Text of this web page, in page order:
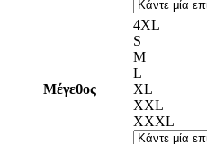
Μέγεθος
4XL
S
M
L
XL
XXL
XXXL